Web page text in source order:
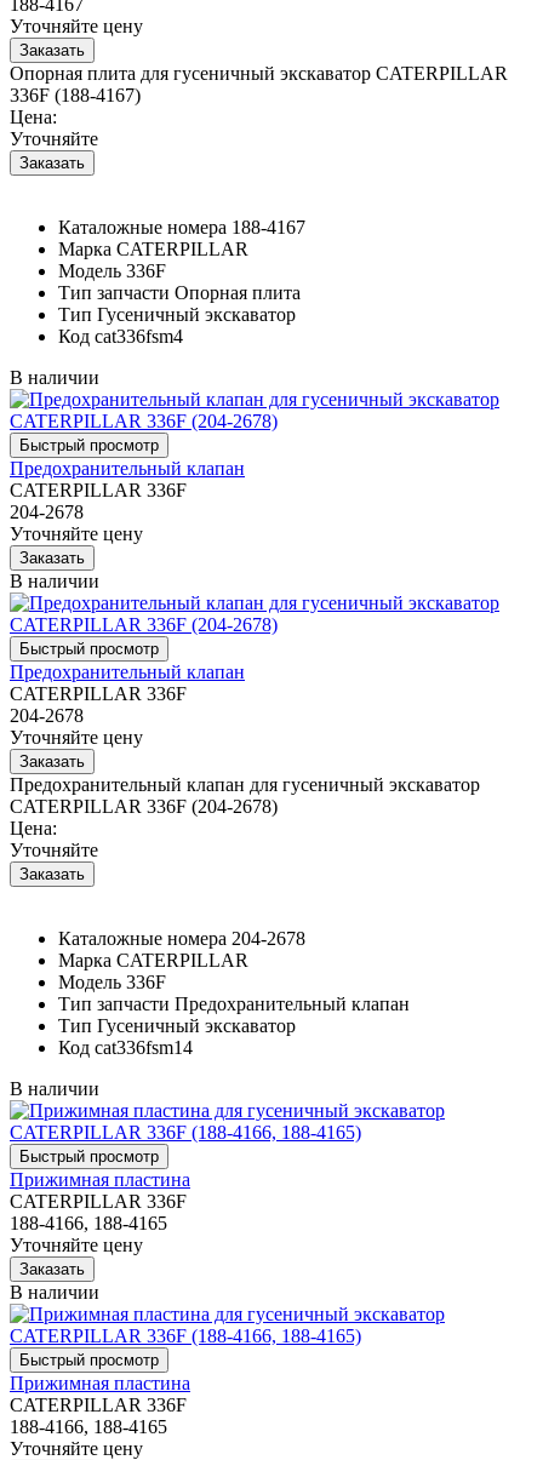
Уточняйте цену
Опорная плита для гусеничный экскаватор CATERPILLAR
336F (188-4167)
Цена:
Уточняйте
Каталожные номера 188-4167
Марка CATERPILLAR
Модель 336F
Тип запчасти Опорная плита
Тип Гусеничный экскаватор
Код cat336fsm4
В наличии
Предохранительный клапан
CATERPILLAR 336F
204-2678
Уточняйте цену
В наличии
Предохранительный клапан
CATERPILLAR 336F
204-2678
Уточняйте цену
Предохранительный клапан для гусеничный экскаватор
CATERPILLAR 336F (204-2678)
Цена:
Уточняйте
Каталожные номера 204-2678
Марка CATERPILLAR
Модель 336F
Тип запчасти Предохранительный клапан
Тип Гусеничный экскаватор
Код cat336fsm14
В наличии
Прижимная пластина
CATERPILLAR 336F
188-4166, 188-4165
Уточняйте цену
В наличии
Прижимная пластина
CATERPILLAR 336F
188-4166, 188-4165
Уточняйте цену